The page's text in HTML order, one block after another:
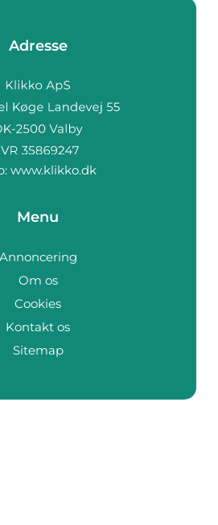
Adresse
www.klikko.dk
Menu
Annoncering
Om os
Cookies
Kontakt os
Sitemap